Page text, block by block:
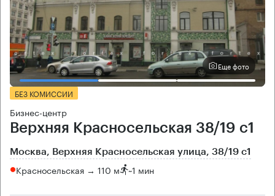
Еще фото
БЕЗ КОМИССИИ
Бизнес-центр
Верхняя Красносельская 38/19 с1
Москва, Верхняя Красносельская улица, 38/19 с1
Красносельская → 110 м ~1 мин